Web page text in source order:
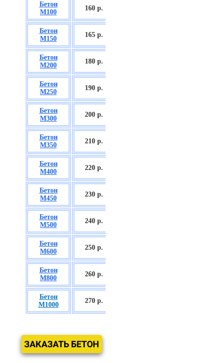
Бетон
М100
160 р.
Бетон
М150
165 р.
Бетон
М200
180 р.
Бетон
М250
190 р.
Бетон
М300
200 р.
Бетон
М350
210 р.
Бетон
М400
220 р.
Бетон
М450
230 р.
Бетон
М500
240 р.
Бетон
М600
250 р.
Бетон
М800
260 р.
Бетон
М1000
270 р.
ЗАКАЗАТЬ БЕТОН